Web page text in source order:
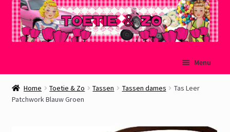
naar
navigatie
de
inhoud
Menu
Welkom
Home Toetie & Zo Tassen Tassen dames
Tas Leer
Patchwork Blauw Groen